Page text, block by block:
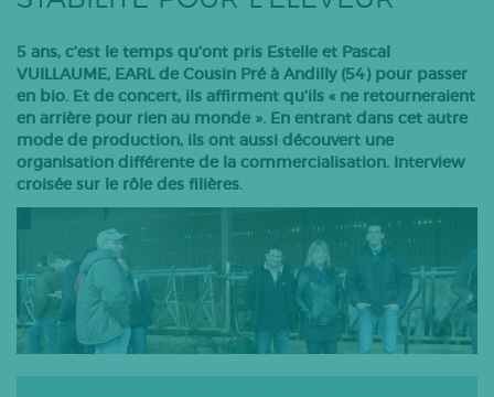
Caprins
Bovins-ovins viande
Porcs
Volailles
Apiculture
Tous les articles
5 ans, c’est le temps qu’ont pris Estelle et Pascal
VUILLAUME, EARL de Cousin Pré à Andilly (54) pour passer
en bio. Et de concert, ils affirment qu’ils « ne retourneraient
en arrière pour rien au monde ». En entrant dans cet autre
mode de production, ils ont aussi découvert une
organisation différente de la commercialisation. Interview
croisée sur le rôle des filières.